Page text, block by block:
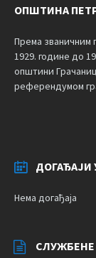
ОПШТИНА
Према званичним
1929. године до
општини
референдумом
ДОГАЂАЈИ
Нема догађаја